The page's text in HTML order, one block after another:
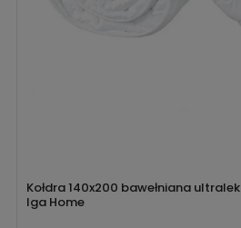
Kołdra 140x200 bawełniana
Iga Home